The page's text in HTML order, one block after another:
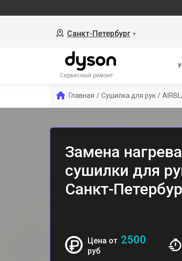
Санкт-Петербург ▼
Сервисный ремонт
Главная / Сушилка для рук /
Замена
сушилки для
Санкт-
Цена от 2500
руб